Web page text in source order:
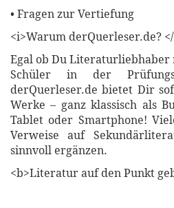
• Fragen zur Vertiefung
<i>Warum derQuerleser.de?
Egal ob Du Literaturliebhaber
Schüler in der
derQuerleser.de bietet Dir
Werke – ganz klassisch als
Tablet oder Smartphone!
Verweise auf
sinnvoll ergänzen.
<b>Literatur auf den Punkt